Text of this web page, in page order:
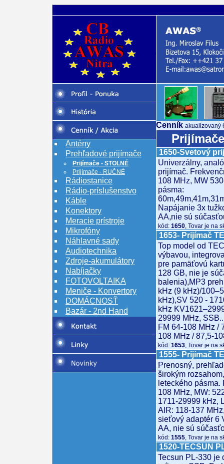
Antény
Prehľadové prijímače
Prijímače - STOLNÉ
Prijímače - RUČNÉ
Rádiostanice
Rádio-príslušenstvo
Káble
Konektory
Meracie prístroje
Mikrofóny
Náhlavné sady
Audiotechnika
Zdroje-akumulátory
Nabíjačky
FOTOVOLTAIKA
Meniče - Konvertory
DOMÁCNOSŤ
Bazár - 2nd Hand
Cenník akualizovaný
1650-Svetový
Univerzálny,
prijímač.
108 MHz, MW
pásma:
Napájanie 3x
AA,nie sú
kód: 1650, Tovar je na
1653- Prijímač
Top model od
výbavou,
pre pamäťovú
128 GB, nie je
balenia),MP3
kHz (9 kHz)/
kHz),SV 520 -
kHz
29999 MHz,
FM 64-108 MHz /
108 MHz / 87,5-
kód: 1653, Tovar je na
1555- Prijímač
Prenosný,
širokým
leteckého pásma.
108 MHz, MW:
1711-29999 kHz,
AIR: 118-137
sieťový adaptér 6
AA, nie sú
kód: 1555, Tovar je na
1520-TECSUN
Tecsun PL-330 je